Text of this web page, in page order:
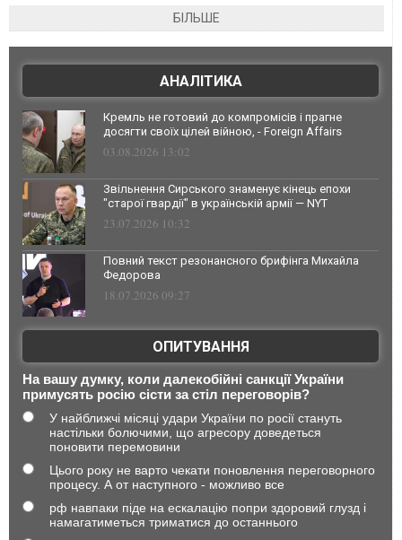
БІЛЬШЕ
АНАЛІТИКА
Кремль не готовий до компромісів і прагне
досягти своїх цілей війною, - Foreign Affairs
03.08.2026 13:02
Звільнення Сирського знаменує кінець епохи
"старої гвардії" в українській армії — NYT
23.07.2026 10:32
Повний текст резонансного брифінга Михайла
Федорова
18.07.2026 09:27
ОПИТУВАННЯ
На вашу думку, коли далекобійні санкції України
примусять росію сісти за стіл переговорів?
У найближчі місяці удари України по росії стануть
настільки болючими, що агресору доведеться
поновити перемовини
Цього року не варто чекати поновлення переговорного
процесу. А от наступного - можливо все
рф навпаки піде на ескалацію попри здоровий глузд і
намагатиметься триматися до останнього